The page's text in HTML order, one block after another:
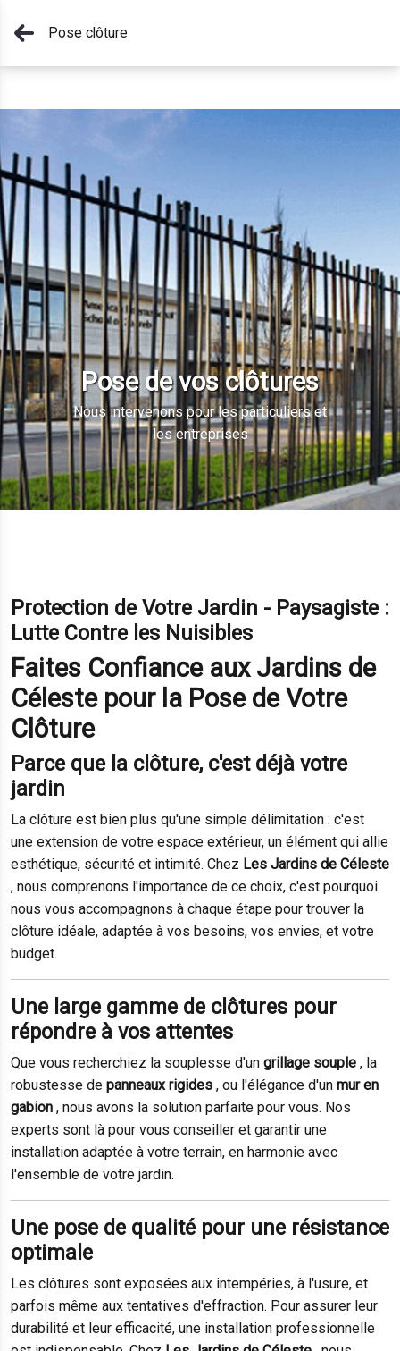
Pose clôture
Pose de vos clôtures
Nous intervenons pour les particuliers et
les entreprises
Protection de Votre Jardin - Paysagiste :
Lutte Contre les Nuisibles
Faites Confiance aux Jardins de
Céleste pour la Pose de Votre
Clôture
Parce que la clôture, c'est déjà votre
jardin
La clôture est bien plus qu'une simple délimitation : c'est
une extension de votre espace extérieur, un élément qui allie
esthétique, sécurité et intimité. Chez Les Jardins de Céleste
, nous comprenons l'importance de ce choix, c'est pourquoi
nous vous accompagnons à chaque étape pour trouver la
clôture idéale, adaptée à vos besoins, vos envies, et votre
budget.
Une large gamme de clôtures pour
répondre à vos attentes
Que vous recherchiez la souplesse d'un grillage souple , la
robustesse de panneaux rigides , ou l'élégance d'un mur en
gabion , nous avons la solution parfaite pour vous. Nos
experts sont là pour vous conseiller et garantir une
installation adaptée à votre terrain, en harmonie avec
l'ensemble de votre jardin.
Une pose de qualité pour une résistance
optimale
Les clôtures sont exposées aux intempéries, à l'usure, et
parfois même aux tentatives d'effraction. Pour assurer leur
durabilité et leur efficacité, une installation professionnelle